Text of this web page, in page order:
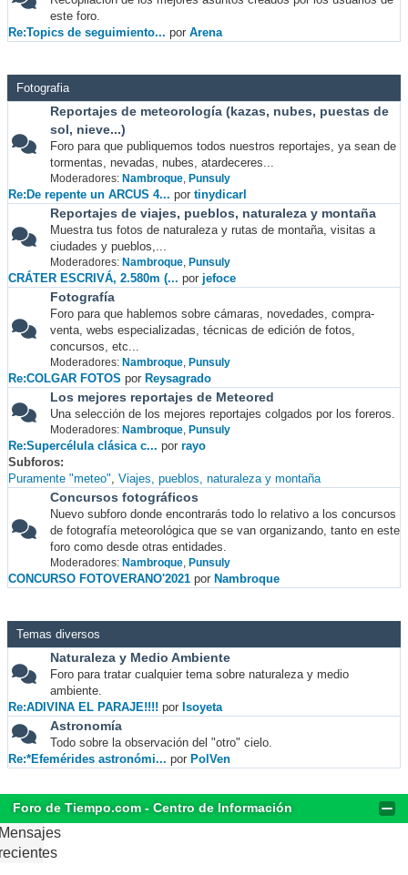
este foro.
Re:Topics de seguimiento... por Arena
Fotografia
Reportajes de meteorología (kazas, nubes, puestas de
sol, nieve...)
Foro para que publiquemos todos nuestros reportajes, ya sean de
tormentas, nevadas, nubes, atardeceres...
Moderadores: Nambroque, Punsuly
Re:De repente un ARCUS 4... por tinydicarl
Reportajes de viajes, pueblos, naturaleza y montaña
Muestra tus fotos de naturaleza y rutas de montaña, visitas a
ciudades y pueblos,...
Moderadores: Nambroque, Punsuly
CRÁTER ESCRIVÁ, 2.580m (... por jefoce
Fotografía
Foro para que hablemos sobre cámaras, novedades, compra-
venta, webs especializadas, técnicas de edición de fotos,
concursos, etc...
Moderadores: Nambroque, Punsuly
Re:COLGAR FOTOS por Reysagrado
Los mejores reportajes de Meteored
Una selección de los mejores reportajes colgados por los foreros.
Moderadores: Nambroque, Punsuly
Re:Supercélula clásica c... por rayo
Subforos
Puramente "meteo" Viajes, pueblos, naturaleza y montaña
Concursos fotográficos
Nuevo subforo donde encontrarás todo lo relativo a los concursos
de fotografía meteorológica que se van organizando, tanto en este
foro como desde otras entidades.
Moderadores: Nambroque, Punsuly
CONCURSO FOTOVERANO'2021 por Nambroque
Temas diversos
Naturaleza y Medio Ambiente
Foro para tratar cualquier tema sobre naturaleza y medio
ambiente.
Re:ADIVINA EL PARAJE!!!! por Isoyeta
Astronomía
Todo sobre la observación del "otro" cielo.
Re:*Efemérides astronómi... por PolVen
Foro de Tiempo.com - Centro de Información